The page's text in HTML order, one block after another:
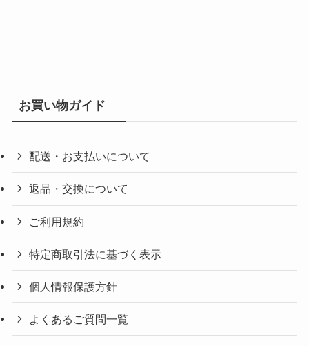
お買い物ガイド
配送・お支払いについて
返品・交換について
ご利用規約
特定商取引法に基づく表示
個人情報保護方針
よくあるご質問一覧